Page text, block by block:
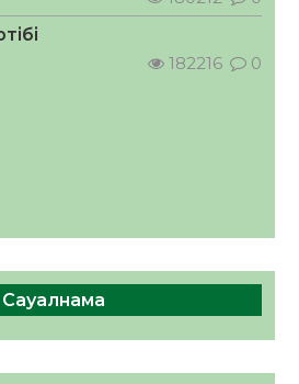
182216 0
Сауалнама